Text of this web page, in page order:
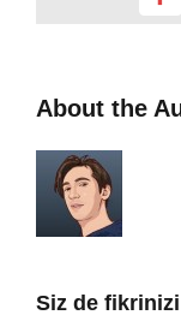
About the
Siz de